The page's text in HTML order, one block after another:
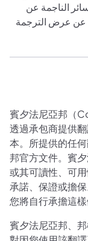
الناجمة عن
عن عرض الترجمة
賓夕法尼亞邦（
透過承包商提供
本。所提供的任
邦官方文件。賓
或其可讀性、可
承諾、保證或擔
您將自行承擔這樣
賓夕法尼亞邦、